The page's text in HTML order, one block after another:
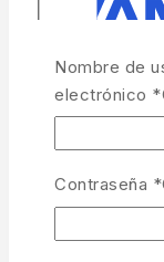
Nombre de
electrónico *
Contraseña *